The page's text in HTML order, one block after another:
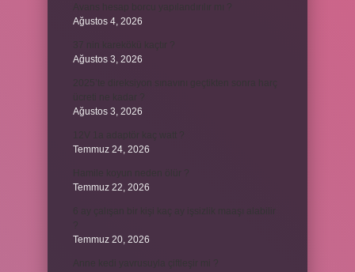
Ağustos 4, 2026
Ağustos 3, 2026
Ağustos 3, 2026
Temmuz 24, 2026
Temmuz 22, 2026
Temmuz 20, 2026